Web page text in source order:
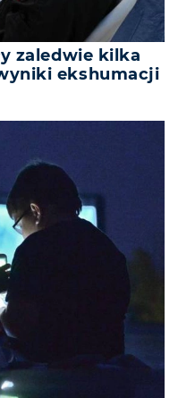
zaledwie kilka
ekshumacji